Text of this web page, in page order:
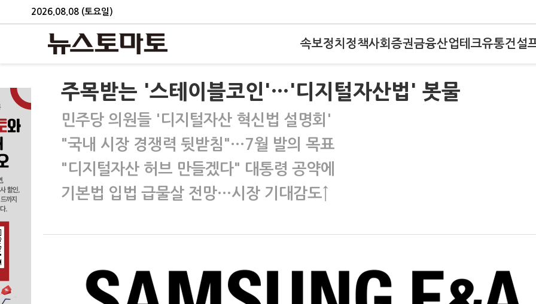
2026.08.08 (토요일)
속보정치 정책사회 증권금융산업테크유통건설
주목받는 '스테이블코인'…'디지털자산법' 봇물
민주당 의원들 '디지털자산 혁신법 설명회'
"국내 시장 경쟁력 뒷받침"…7월 발의 목표
"디지털자산 허브 만들겠다" 대통령 공약에
기본법 입법 급물살 전망…시장 기대감도↑